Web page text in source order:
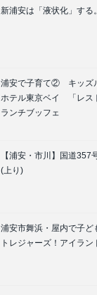
新浦安は「液状化」する
浦安で子育て② キッズ
ホテル東京ベイ 「レス
ランチブッフェ
【浦安・市川】国道
(上り)
浦安市舞浜・屋内で子ど
トレジャーズ！アイラン